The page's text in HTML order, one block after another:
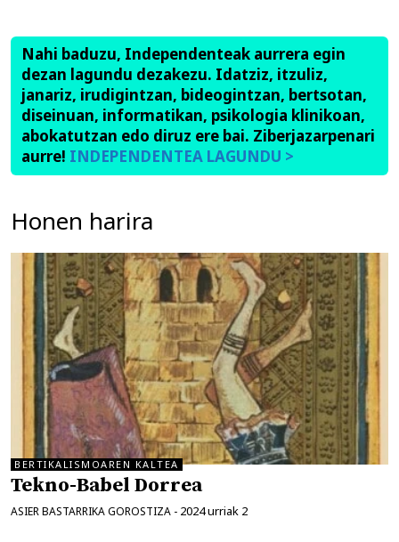
Nahi baduzu, Independenteak aurrera egin
dezan lagundu dezakezu. Idatziz, itzuliz,
janariz, irudigintzan, bideogintzan, bertsotan,
diseinuan, informatikan, psikologia klinikoan,
abokatutzan edo diruz ere bai. Ziberjazarpenari
aurre! INDEPENDENTEA LAGUNDU >
Honen harira
BERTIKALISMOAREN KALTEA
Tekno-Babel Dorrea
ASIER BASTARRIKA GOROSTIZA - 2024 urriak 2